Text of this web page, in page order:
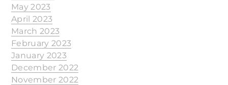
May 2023
April 2023
March 2023
February 2023
January 2023
December 2022
November 2022